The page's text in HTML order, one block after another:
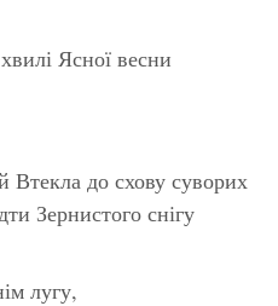
Ясної весни
Втекла до схову суворих
Зернистого снігу
лугу,